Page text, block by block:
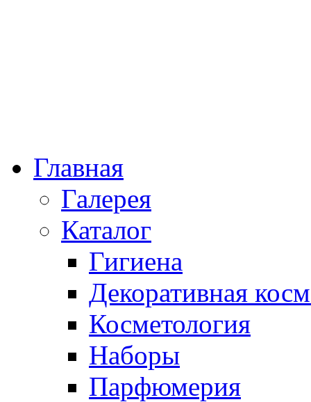
Главная
Галерея
Каталог
Гигиена
Декоративная
Косметология
Наборы
Парфюмерия